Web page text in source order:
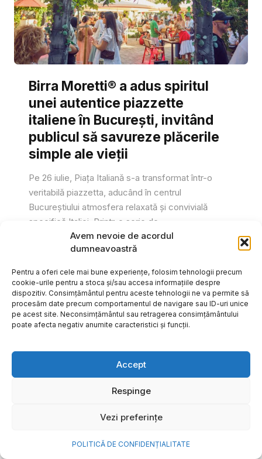
Avem nevoie de acordul
dumneavoastră
Pentru a oferi cele mai bune experiențe, folosim tehnologii precum
cookie-urile pentru a stoca și/sau accesa informațiile despre
dispozitiv. Consimțământul pentru aceste tehnologii ne va permite să
procesăm date precum comportamentul de navigare sau ID-uri unice
pe acest site. Neconsimțământul sau retragerea consimțământului
poate afecta negativ anumite caracteristici și funcții.
Accept
Respinge
Vezi preferințe
POLITICĂ DE CONFIDENȚIALITATE
Birra Moretti® a adus spiritul
unei autentice piazzette
italiene în București, invitând
publicul să savureze plăcerile
simple ale vieții
Pe 26 iulie, Piața Italiană s-a transformat într-o
veritabilă piazzetta, aducând în centrul
Bucureștiului atmosfera relaxată și convivială
specifică Italiei. Printr-o serie de...
Gabriel Barliga
frumoase amintiri ale verii într-